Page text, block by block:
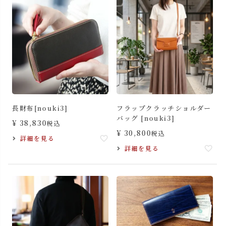
長財布[nouki3]
¥ 38,830税込
詳細を見る
フラップクラッチショルダー
バッグ [nouki3]
¥ 30,800税込
詳細を見る